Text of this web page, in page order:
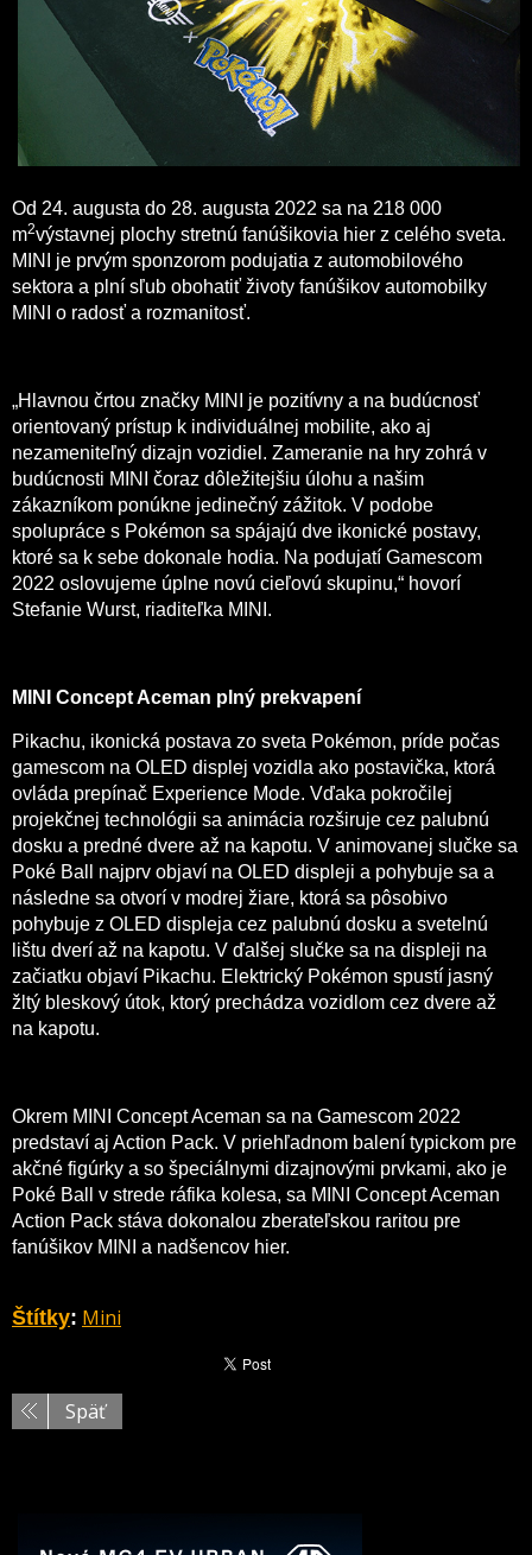
Od 24. augusta do 28. augusta 2022 sa na 218 000
m2výstavnej plochy stretnú fanúšikovia hier z celého sveta.
MINI je prvým sponzorom podujatia z automobilového
sektora a plní sľub obohatiť životy fanúšikov automobilky
MINI o radosť a rozmanitosť.
„Hlavnou črtou značky MINI je pozitívny a na budúcnosť
orientovaný prístup k individuálnej mobilite, ako aj
nezameniteľný dizajn vozidiel. Zameranie na hry zohrá v
budúcnosti MINI čoraz dôležitejšiu úlohu a našim
zákazníkom ponúkne jedinečný zážitok. V podobe
spolupráce s Pokémon sa spájajú dve ikonické postavy,
ktoré sa k sebe dokonale hodia. Na podujatí Gamescom
2022 oslovujeme úplne novú cieľovú skupinu,“ hovorí
Stefanie Wurst, riaditeľka MINI.
MINI Concept Aceman plný prekvapení
Pikachu, ikonická postava zo sveta Pokémon, príde počas
gamescom na OLED displej vozidla ako postavička, ktorá
ovláda prepínač Experience Mode. Vďaka pokročilej
projekčnej technológii sa animácia rozširuje cez palubnú
dosku a predné dvere až na kapotu. V animovanej slučke sa
Poké Ball najprv objaví na OLED displeji a pohybuje sa a
následne sa otvorí v modrej žiare, ktorá sa pôsobivo
pohybuje z OLED displeja cez palubnú dosku a svetelnú
lištu dverí až na kapotu. V ďalšej slučke sa na displeji na
začiatku objaví Pikachu. Elektrický Pokémon spustí jasný
žltý bleskový útok, ktorý prechádza vozidlom cez dvere až
na kapotu.
Okrem MINI Concept Aceman sa na Gamescom 2022
predstaví aj Action Pack. V priehľadnom balení typickom pre
akčné figúrky a so špeciálnymi dizajnovými prvkami, ako je
Poké Ball v strede ráfika kolesa, sa MINI Concept Aceman
Action Pack stáva dokonalou zberateľskou raritou pre
fanúšikov MINI a nadšencov hier.
Štítky: Mini
Späť